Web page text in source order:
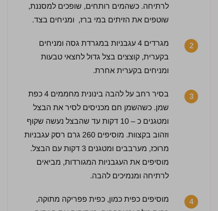
לרתיחה. כשהמים רותחים, שופכים למסננת,
שוטפים את הזיתים במי ברז, ומניחים בצד.
2
מגרדים 4 עגבניות במגרדת גסה ומניחים
בקערית, קוצצים בצל גדול לחצאי טבעות
ומניחים בקערית אחרת.
3
בסיר רחב על להבה בינונית מחממים 4 כפת
שמן. כשהשמן חם מכניסים לסיר את הבצל
ומטגנים כ – 10 דקות עד שהבצל נעשה שקוף
וזהוב בקצוות. מוסיפים 260 גרם רסק עגבניות
מרוכז, מערבבים ומטגנים 3 דקות עם הבצל.
מוסיפים את העגבניות המגורדות, מביאים
לרתיחה ומנמיכים להבה.
4
מוסיפים כפית כמון, כפית פפריקה מתוקה,